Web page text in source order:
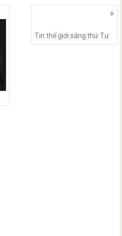
Tin thế giới sáng thứ Tư